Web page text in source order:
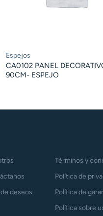
Espejos
CA0102 PANEL
90CM- ESPEJO
deseos
Términos y
Política de
Política de
Política sobre